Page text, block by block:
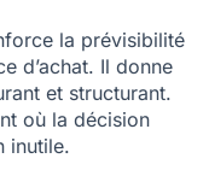
la prévisibilité
d’achat. Il donne
et structurant.
où la décision
inutile.